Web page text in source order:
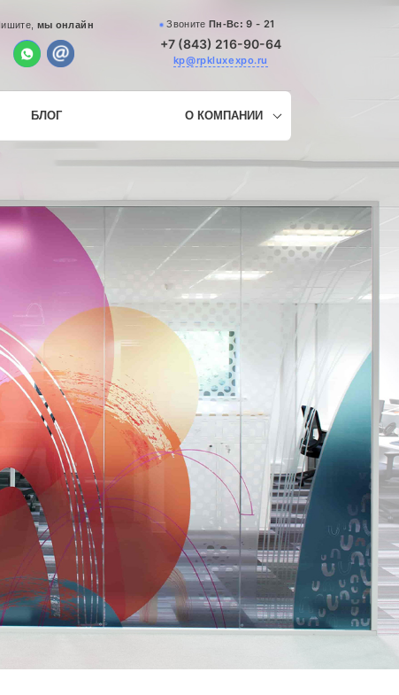
мы онлайн Звоните Пн-Вс:9 - 21
+7 (843) 216-90-64
kp@rpkluxexpo.ru
БЛОГ О КОМПАНИИ